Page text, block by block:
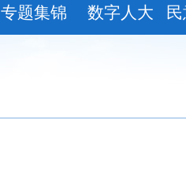
专题集锦 数字人大